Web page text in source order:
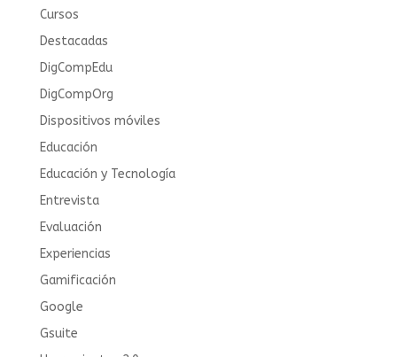
Cursos
Destacadas
DigCompEdu
DigCompOrg
Dispositivos móviles
Educación
Educación y Tecnología
Entrevista
Evaluación
Experiencias
Gamificación
Google
Gsuite